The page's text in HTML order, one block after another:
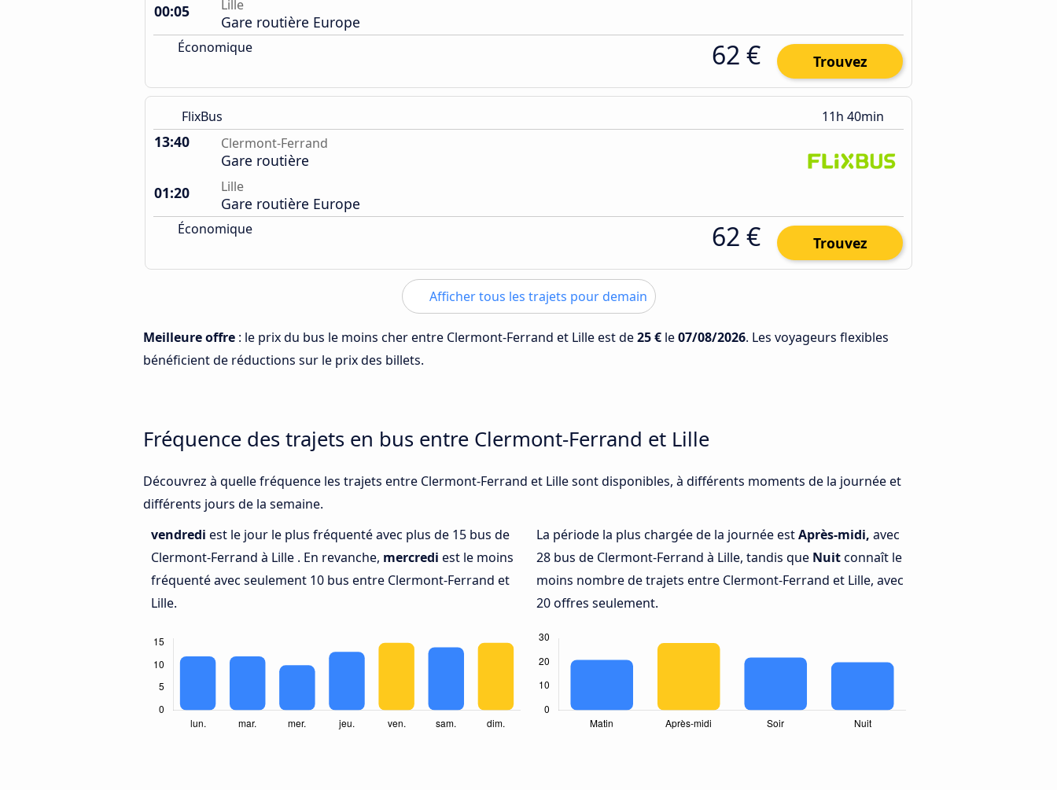
00:05
Lille
Gare routière Europe
Économique 62 € Trouvez
FlixBus 11h 40min
13:40 Clermont-Ferrand
Gare routière
01:20
Lille
Gare routière Europe
Économique 62 € Trouvez
Afficher tous les trajets pour demain
Meilleure offre : le prix du bus le moins cher entre Clermont-Ferrand et Lille est de25 € le07/08/2026. Les voyageurs flexibles
bénéficient de réductions sur le prix des billets.
Fréquence des trajets en bus entre Clermont-Ferrand et Lille
Découvrez à quelle fréquence les trajets entre Clermont-Ferrand et Lille sont disponibles, à différents moments de la journée et
différents jours de la semaine.
vendredi est le jour le plus fréquenté avec plus de 15 bus de
Clermont-Ferrand à Lille . En revanche, mercredi est le moins
fréquenté avec seulement 10 bus entre Clermont-Ferrand et
Lille.
La période la plus chargée de la journée estAprès-midi, avec
28 bus de Clermont-Ferrand à Lille, tandis que Nuitconnaît le
moins nombre de trajets entre Clermont-Ferrand et Lille, avec
20 offres seulement.